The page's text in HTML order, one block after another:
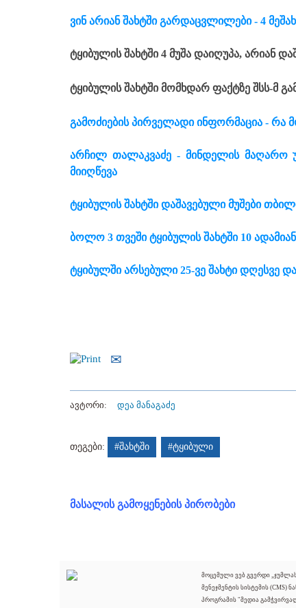
ვინ არიან შახტში გარდაცვლილები - 4
ტყიბულის შახტში 4 მუშა დაიღუპა, არიან
ტყიბულის შახტში მომხდარ ფაქტზე შსს-მ
გამოძიების პირველადი ინფორმაცია - რა
არჩილ თალაკვაძე - მინდელის მაღარო
მიიღწევა
ტყიბულის შახტში დაშავებული მუშები
ბოლო 3 თვეში ტყიბულის შახტში 10
ტყიბულში არსებული 25-ვე შახტი დღესვე
ავტორი: დეა მანაგაძე
თეგები: #შახტში #ტყიბული
მასალის გამოყენების პირობები
მოცემული ვებ გვერდი
მენეჯმენტის სისტემის (CMS)
პროგრამის "მედია